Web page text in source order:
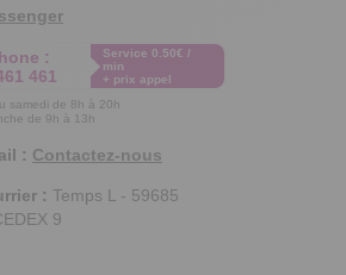
:
461
Service 0.50€ /
min
+ prix appel
samedi de 8h à 20h
de 9h à 13h
: Contactez-nous
: Temps L - 59685
9